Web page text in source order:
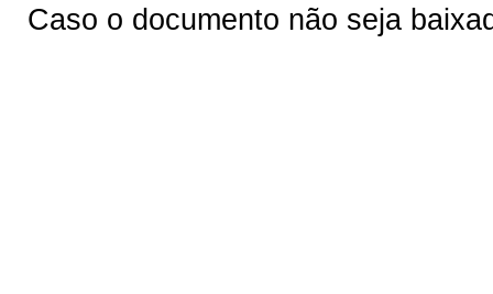
Caso o documento não seja